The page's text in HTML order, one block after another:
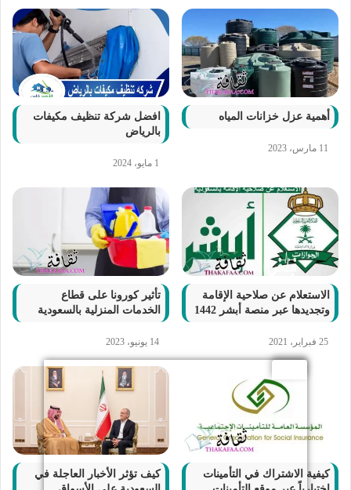
أهمية عزل خزانات المياه
11 مارس، 2023
افضل شركة تنظيف مكيفات
بالرياض
1 مايو، 2024
الاستعلام عن صلاحية الإقامة
وتجديدها عبر منصة أبشر 1442
25 فبراير، 2021
تأثير كورونا على قطاع
الخدمات المنزلية بالسعودية
14 يونيو، 2023
كيفية الاشتراك في التأمينات
كيف تؤثر الأخبار العاجلة في